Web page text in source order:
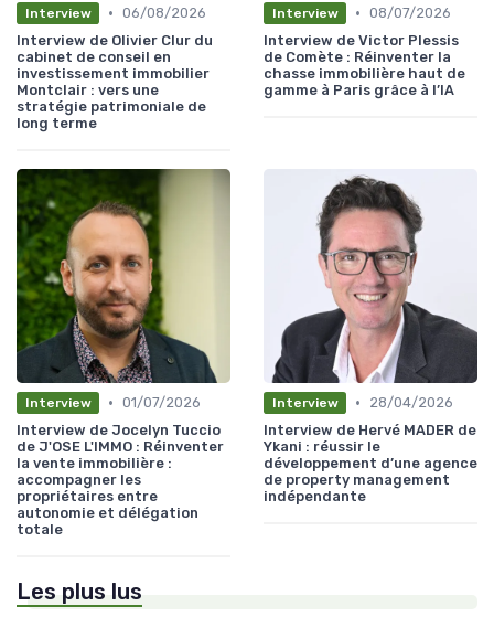
Interview • 06/08/2026
Interview de Olivier Clur du
cabinet de conseil en
investissement immobilier
Montclair : vers une
stratégie patrimoniale de
long terme
Interview • 08/07/2026
Interview de Victor Plessis
de Comète : Réinventer la
chasse immobilière haut de
gamme à Paris grâce à l’IA
Interview • 01/07/2026
Interview de Jocelyn Tuccio
de J'OSE L'IMMO : Réinventer
la vente immobilière :
accompagner les
propriétaires entre
autonomie et délégation
totale
Interview •
28/04/2026
Interview de Hervé MADER de
Ykani : réussir le
développement d’une agence
de property management
indépendante
Les plus lus